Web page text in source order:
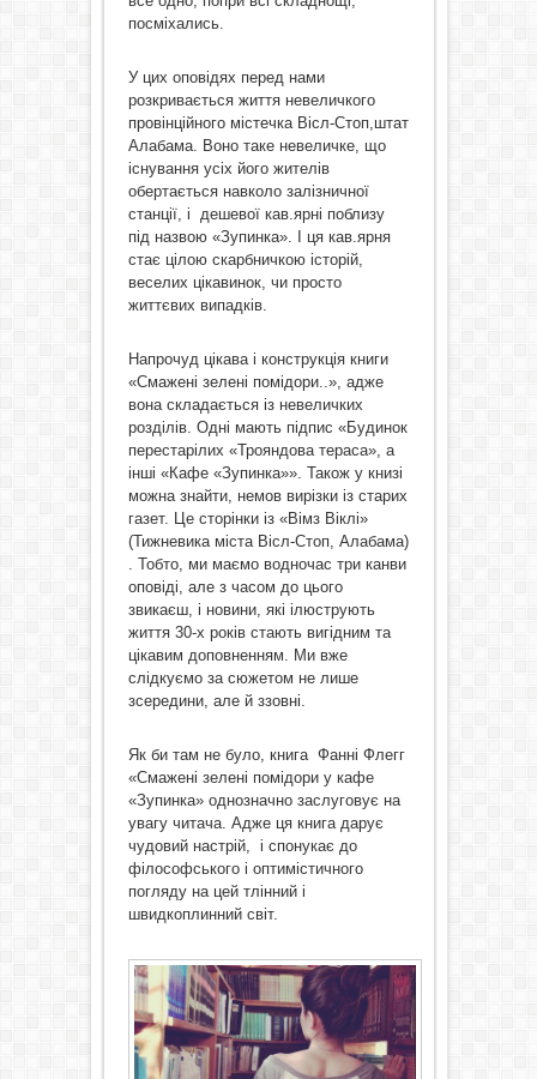
посміхались.
У цих оповідях перед нами
розкривається життя невеличкого
провінційного містечка Вісл-Стоп,штат
Алабама. Воно таке невеличке, що
існування усіх його жителів
обертається навколо залізничної
станції, і дешевої кав.ярні поблизу
під назвою «Зупинка». І ця кав.ярня
стає цілою скарбничкою історій,
веселих цікавинок, чи просто
життєвих випадків.
Напрочуд цікава і конструкція книги
«Смажені зелені помідори..», адже
вона складається із невеличких
розділів. Одні мають підпис «Будинок
перестарілих «Трояндова тераса», а
інші «Кафе «Зупинка»». Також у книзі
можна знайти, немов вирізки із старих
газет. Це сторінки із «Вімз Віклі»
(Тижневика міста Вісл-Стоп, Алабама)
. Тобто, ми маємо водночас три канви
оповіді, але з часом до цього
звикаєш, і новини, які ілюструють
життя 30-х років стають вигідним та
цікавим доповненням. Ми вже
слідкуємо за сюжетом не лише
зсередини, але й ззовні.
Як би там не було, книга Фанні Флегг
«Смажені зелені помідори у кафе
«Зупинка» однозначно заслуговує на
увагу читача. Адже ця книга дарує
чудовий настрій, і спонукає до
філософського і оптимістичного
погляду на цей тлінний і
швидкоплинний світ.